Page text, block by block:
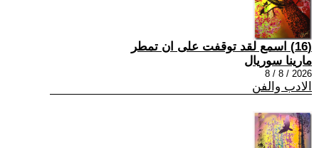
(16) اسمع لقد توقفت على ان تمطر
مارينا سوريال
2026 / 8 / 8
الادب والفن